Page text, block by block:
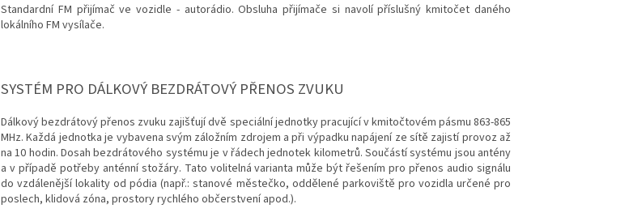
Standardní FM přijímač ve vozidle - autorádio. Obsluha přijímače si navolí příslušný kmitočet daného
lokálního FM vysílače.
SYSTÉM PRO DÁLKOVÝ BEZDRÁTOVÝ PŘENOS ZVUKU
Dálkový bezdrátový přenos zvuku zajišťují dvě speciální jednotky pracující v kmitočtovém pásmu 863-865
MHz. Každá jednotka je vybavena svým záložním zdrojem a při výpadku napájení ze sítě zajistí provoz až
na 10 hodin. Dosah bezdrátového systému je v řádech jednotek kilometrů. Součástí systému jsou antény
a v případě potřeby anténní stožáry. Tato volitelná varianta může být řešením pro přenos audio signálu
do vzdálenější lokality od pódia (např.: stanové městečko, oddělené parkoviště pro vozidla určené pro
poslech, klidová zóna, prostory rychlého občerstvení apod.).